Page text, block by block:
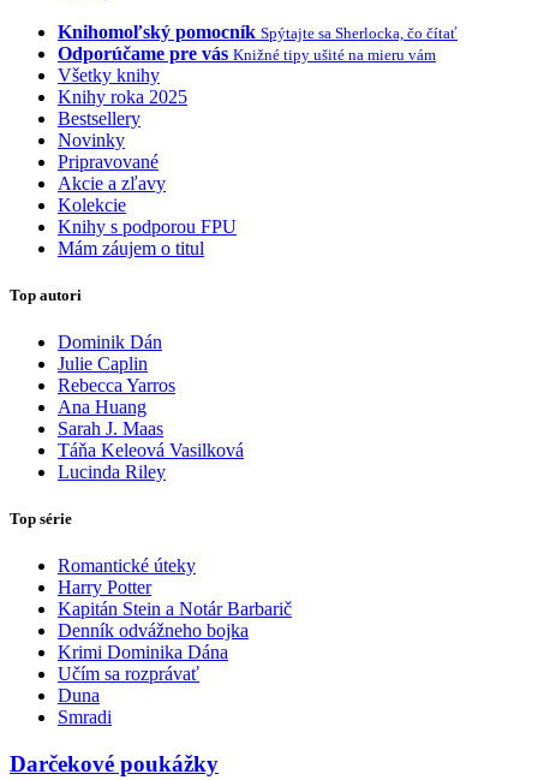
Knihomoľský pomocník Spýtajte sa Sherlocka, čo čítať
Odporúčame pre vás Knižné tipy ušité na mieru vám
Všetky knihy
Knihy roka 2025
Bestsellery
Novinky
Pripravované
Akcie a zľavy
Kolekcie
Knihy s podporou FPU
Mám záujem o titul
Top autori
Dominik Dán
Julie Caplin
Rebecca Yarros
Ana Huang
Sarah J. Maas
Táňa Keleová Vasilková
Lucinda Riley
Top série
Romantické úteky
Harry Potter
Kapitán Stein a Notár Barbarič
Denník odvážneho bojka
Krimi Dominika Dána
Učím sa rozprávať
Duna
Smradi
Darčekové poukážky